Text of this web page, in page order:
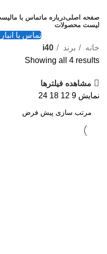
صفحه اصلیدرباره ماتماس با ما
لیست محصولات
تماس با انبار:
خانه
برند
i40
Showing all 4 results
مشاهده فیلترها
نمایش 9
12
18
24